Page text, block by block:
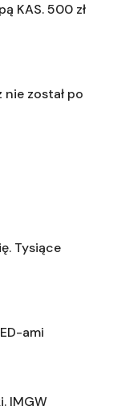
KAS. 500 zł
nie został po
Tysiące
ami
IMGW